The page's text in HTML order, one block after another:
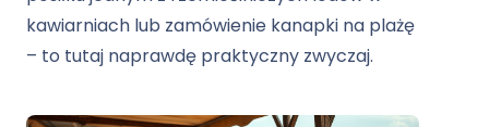
kawiarniach lub zamówienie kanapki na plażę
– to tutaj naprawdę praktyczny zwyczaj.